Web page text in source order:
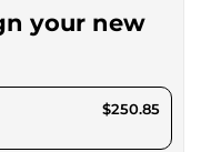
your new
$250.85